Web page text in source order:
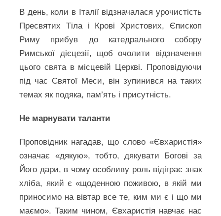
В день, коли в Італії відзначалася урочистість
Пресвятих Тіла і Крові Христових, Єпископ
Риму прибув до катедрального собору
Римської дієцезії, щоб очолити відзначення
цього свята в місцевій Церкві. Проповідуючи
під час Святої Меси, він зупинився на таких
темах як подяка, пам’ять і присутність.
Не марнувати таланти
Проповідник нагадав, що слово «Євхаристія»
означає «дякую», тобто, дякувати Богові за
Його дари, в чому особливу роль відіграє знак
хліба, який є «щоденною поживою, в якій ми
приносимо на вівтар все те, ким ми є і що ми
маємо». Таким чином, Євхаристія навчає нас